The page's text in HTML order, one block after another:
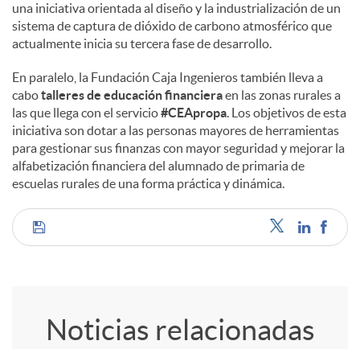
una iniciativa orientada al diseño y la industrialización de un
sistema de captura de dióxido de carbono atmosférico que
actualmente inicia su tercera fase de desarrollo.
En paralelo, la Fundación Caja Ingenieros también lleva a
cabotalleres de educación financieraen las zonas rurales a
las que llega con el servicio#CEApropa. Los objetivos de esta
iniciativa son dotar a las personas mayores de herramientas
para gestionar sus finanzas con mayor seguridad y mejorar la
alfabetización financiera del alumnado de primaria de
escuelas rurales de una forma práctica y dinámica.
C
Noticias relacionadas